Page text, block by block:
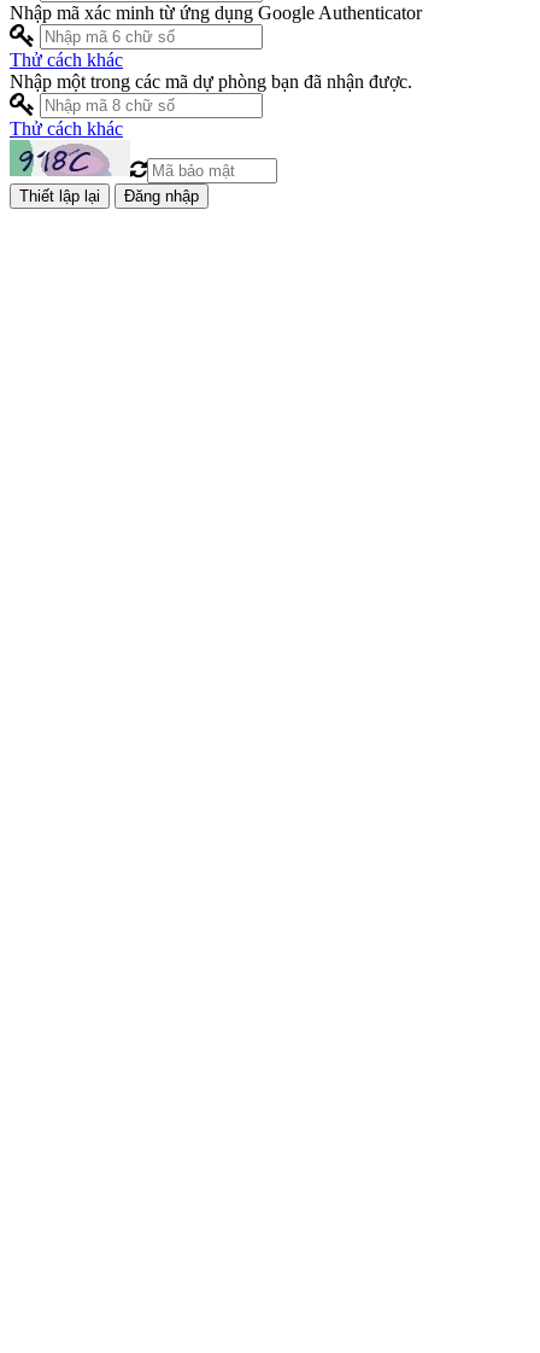
Nhập mã xác minh từ ứng dụng Google Authenticator
Thử cách khác
Nhập một trong các mã dự phòng bạn đã nhận được.
Thử cách khác
Đăng nhập